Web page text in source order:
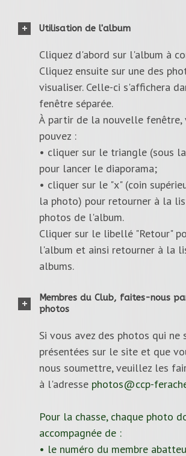
Utilisation de l'album
Cliquez d'abord sur l'album à
Cliquez ensuite sur une des
visualiser. Celle-ci s'affichera
fenêtre séparée.
À partir de la nouvelle fenêtre,
pouvez :
• cliquer sur le triangle (sous
pour lancer le diaporama;
• cliquer sur le "x" (coin
la photo) pour retourner à la
photos de l'album.
Cliquer sur le libellé "Retour"
l'album et ainsi retourner à la
albums.
Membres du Club, faites-nous
photos
Si vous avez des photos qui ne
présentées sur le site et que
nous soumettre, veuillez les
à l'adresse photos@ccp-
Pour la chasse, chaque photo
accompagnée de :
• le numéro du membre